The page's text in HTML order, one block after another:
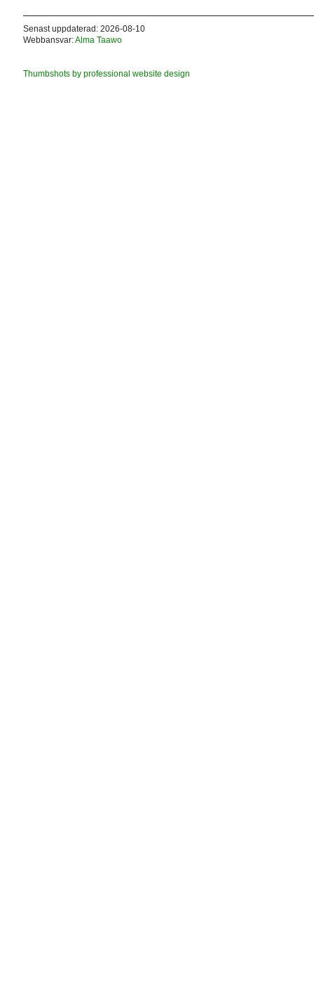
Senast uppdaterad: 2026-08-10
Webbansvar:Alma Taawo
Thumbshots by professional website design